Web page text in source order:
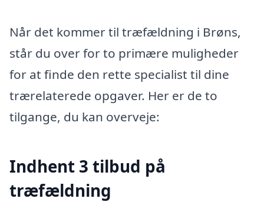
Når det kommer til træfældning i Brøns,
står du over for to primære muligheder
for at finde den rette specialist til dine
trærelaterede opgaver. Her er de to
tilgange, du kan overveje:
Indhent 3 tilbud på
træfældning